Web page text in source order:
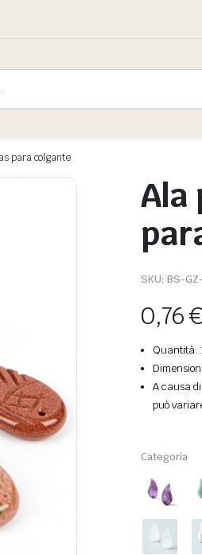
para colgante
Ala
SKU: BS-
0,76€
Quantità:
A causa
può
Categoria